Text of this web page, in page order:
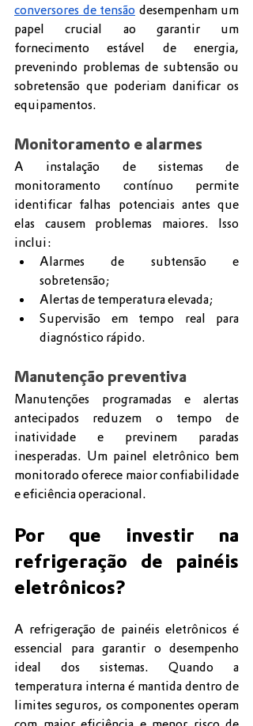
conversores de tensão desempenham um
papel crucial ao garantir um
fornecimento estável de energia,
prevenindo problemas de subtensão ou
sobretensão que poderiam danificar os
equipamentos.
Monitoramento e alarmes
A instalação de sistemas de
monitoramento contínuo permite
identificar falhas potenciais antes que
elas causem problemas maiores. Isso
inclui:
Alarmes de subtensão e
sobretensão;
Alertas de temperatura elevada;
Supervisão em tempo real para
diagnóstico rápido.
Manutenção preventiva
Manutenções programadas e alertas
antecipados reduzem o tempo de
inatividade e previnem paradas
inesperadas. Um painel eletrônico bem
monitorado oferece maior confiabilidade
e eficiência operacional.
Por que investir na
refrigeração de painéis
eletrônicos?
A refrigeração de painéis eletrônicos é
essencial para garantir o desempenho
ideal dos sistemas. Quando a
temperatura interna é mantida dentro de
limites seguros, os componentes operam